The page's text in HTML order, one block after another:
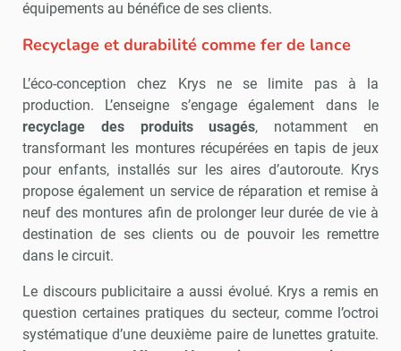
équipements au bénéfice de ses clients.
Recyclage et durabilité comme fer de lance
L’éco-conception chez Krys ne se limite pas à la
production. L’enseigne s’engage également dans le
recyclage des produits usagés, notamment en
transformant les montures récupérées en tapis de jeux
pour enfants, installés sur les aires d’autoroute. Krys
propose également un service de réparation et remise à
neuf des montures afin de prolonger leur durée de vie à
destination de ses clients ou de pouvoir les remettre
dans le circuit.
Le discours publicitaire a aussi évolué. Krys a remis en
question certaines pratiques du secteur, comme l’octroi
systématique d’une deuxième paire de lunettes gratuite.